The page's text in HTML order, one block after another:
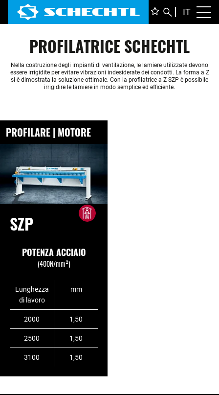
IT
PROFILATRICE SCHECHTL
Nella costruzione degli impianti di ventilazione, le lamiere utilizzate devono
essere irrigidite per evitare vibrazioni indesiderate dei condotti. La forma a Z
si è dimostrata la soluzione ottimale. Con la profilatrice a Z SZP è possibile
irrigidire le lamiere in modo semplice ed efficiente.
PROFILARE | MOTORE
SZP
POTENZA ACCIAIO
(400N/mm²)
Lunghezza
di lavoro
mm
2000 1,50
2500 1,50
3100 1,50